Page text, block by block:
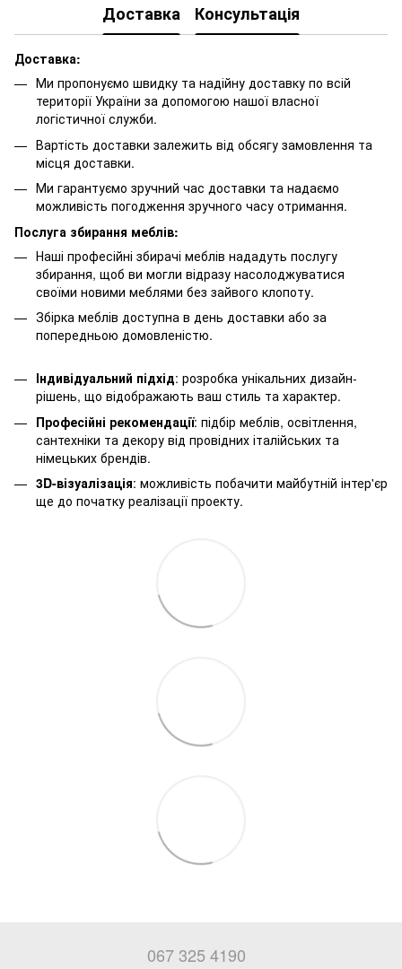
Доставка Консультація
Доставка:
Ми пропонуємо швидку та надійну доставку по всій
території України за допомогою нашої власної
логістичної служби.
Вартість доставки залежить від обсягу замовлення та
місця доставки.
Ми гарантуємо зручний час доставки та надаємо
можливість погодження зручного часу отримання.
Послуга збирання меблів:
Наші професійні збирачі меблів нададуть послугу
збирання, щоб ви могли відразу насолоджуватися
своїми новими меблями без зайвого клопоту.
Збірка меблів доступна в день доставки або за
попередньою домовленістю.
Індивідуальний підхід: розробка унікальних дизайн-
рішень, що відображають ваш стиль та характер.
Професійні рекомендації: підбір меблів, освітлення,
сантехніки та декору від провідних італійських та
німецьких брендів.
3D-візуалізація: можливість побачити майбутній інтер'єр
ще до початку реалізації проекту.
067 325 4190